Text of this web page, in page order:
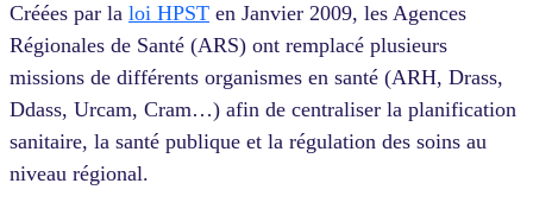
Créées par la loi HPST en Janvier 2009, les Agences
Régionales de Santé (ARS) ont remplacé plusieurs
missions de différents organismes en santé (ARH, Drass,
Ddass, Urcam, Cram…) afin de centraliser la planification
sanitaire, la santé publique et la régulation des soins au
niveau régional.